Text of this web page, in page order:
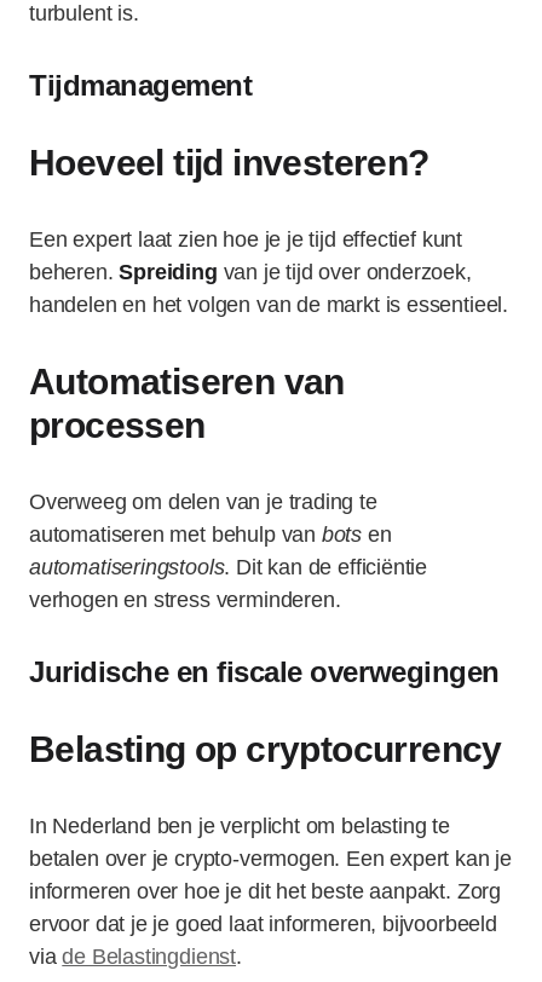
turbulent is.
Tijdmanagement
Hoeveel tijd investeren?
Een expert laat zien hoe je je tijd effectief kunt
beheren.Spreiding van je tijd over onderzoek,
handelen en het volgen van de markt is essentieel.
Automatiseren van
processen
Overweeg om delen van je trading te
automatiseren met behulp van bots en
automatiseringstools. Dit kan de efficiëntie
verhogen en stress verminderen.
Juridische en fiscale overwegingen
Belasting op cryptocurrency
In Nederland ben je verplicht om belasting te
betalen over je crypto-vermogen. Een expert kan je
informeren over hoe je dit het beste aanpakt. Zorg
ervoor dat je je goed laat informeren, bijvoorbeeld
viade Belastingdienst.